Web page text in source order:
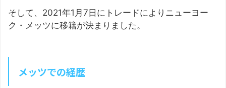
そして、2021年1月7日にトレードによりニューヨー
ク・メッツに移籍が決まりました。
メッツでの経歴